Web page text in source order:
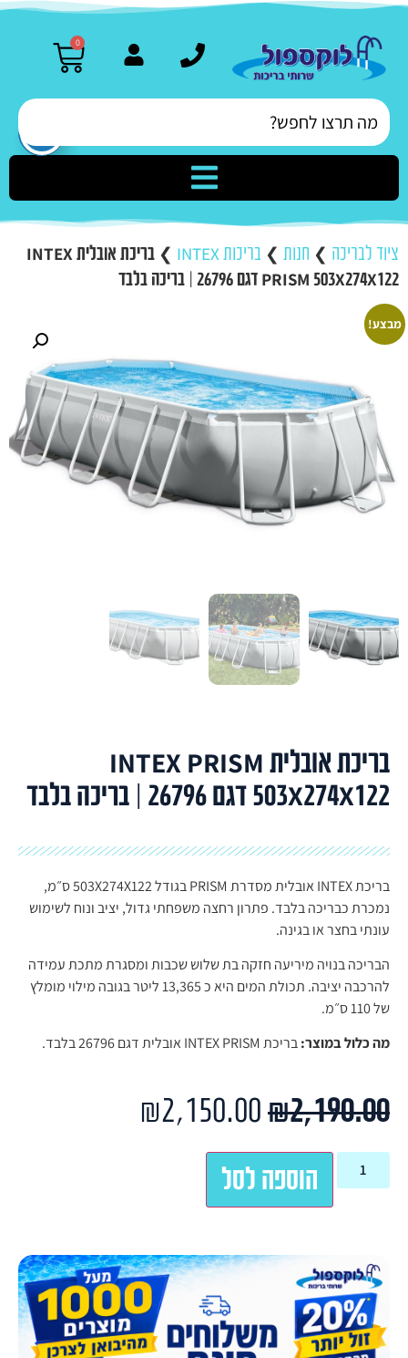
0
ציוד לבריכה ❯ חנות ❯ בריכות INTEX ❯
בריכת אובלית INTEX
PRISM 503X274X122 דגם 26796 | בריכה בלבד
מבצע!
בריכת אובלית INTEX PRISM
503X274X122 דגם 26796 | בריכה בלבד
בריכת INTEX אובלית מסדרת PRISM בגודל 503X274X122 ס״מ,
נמכרת כבריכה בלבד. פתרון רחצה משפחתי גדול, יציב ונוח לשימוש
עונתי בחצר או בגינה.
הבריכה בנויה מיריעה חזקה בת שלוש שכבות ומסגרת מתכת עמידה
להרכבה יציבה. תכולת המים היא כ 13,365 ליטר בגובה מילוי מומלץ
של 110 ס״מ.
מה כלול במוצר:בריכת INTEX PRISM אובלית דגם 26796 בלבד.
₪2,190.00
₪2,150.00
הוספה לסל